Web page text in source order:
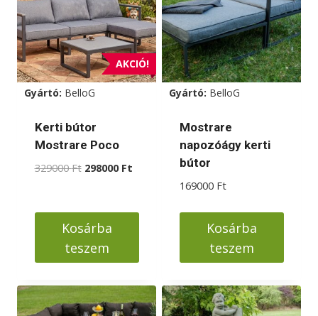
variációja
van.
A
változatok
a
termékoldalon
választhatók
ki
AKCIÓ!
Gyártó: BelloG
Kerti bútor
Mostrare Poco
329000Ft Original
329000 Ft.
298000 FtCurrent
298000 Ft.
Kosárba
teszem
Gyártó: BelloG
Mostrare
napozóágy kerti
bútor
169000 Ft
Kosárba
teszem